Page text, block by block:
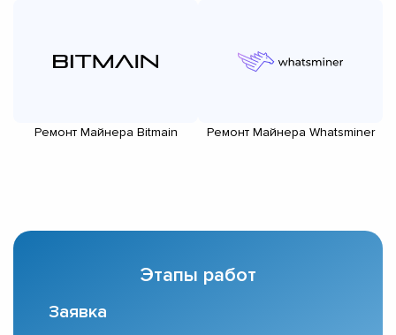
Ремонт Майнера Bitmain Ремонт Майнера Whatsminer
Этапы работ
Заявка